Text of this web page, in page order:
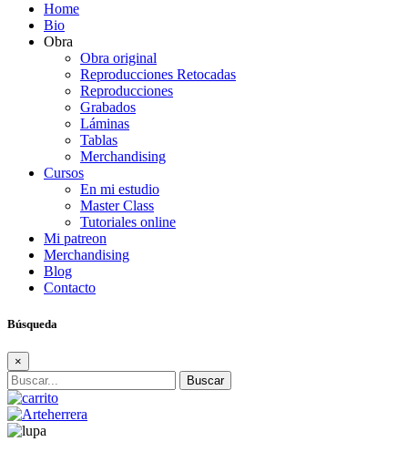
Home
Bio
Obra
Obra original
Reproducciones Retocadas
Reproducciones
Grabados
Láminas
Tablas
Merchandising
Cursos
En mi estudio
Master Class
Tutoriales online
Mi patreon
Merchandising
Blog
Contacto
Búsqueda
×